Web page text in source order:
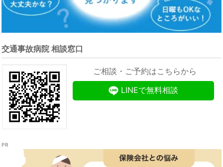
交通事故病院 相談窓口
ご相談・ご予約はこちらから
LINEで無料相談